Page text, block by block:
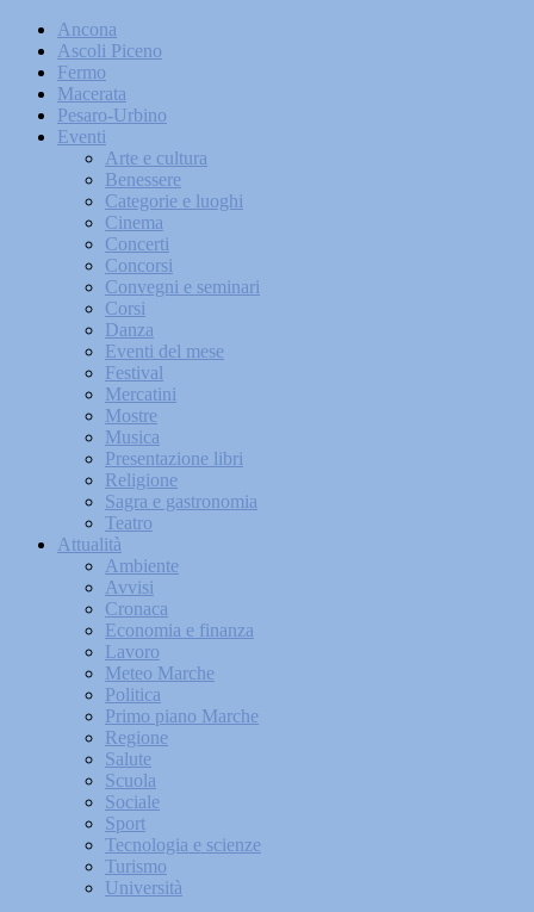
Ancona
Ascoli Piceno
Fermo
Macerata
Pesaro-Urbino
Eventi
Arte e cultura
Benessere
Categorie e luoghi
Cinema
Concerti
Concorsi
Convegni e seminari
Corsi
Danza
Eventi del mese
Festival
Mercatini
Mostre
Musica
Presentazione libri
Religione
Sagra e gastronomia
Teatro
Attualità
Ambiente
Avvisi
Cronaca
Economia e finanza
Lavoro
Meteo Marche
Politica
Primo piano Marche
Regione
Salute
Scuola
Sociale
Sport
Tecnologia e scienze
Turismo
Università